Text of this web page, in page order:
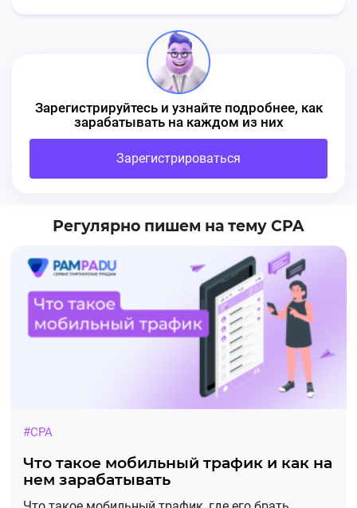
Зарегистрируйтесь и узнайте подробнее, как
зарабатывать на каждом из них
Зарегистрироваться
Регулярно пишем на тему CPA
#CPA
Что такое мобильный трафик и как на
нем зарабатывать